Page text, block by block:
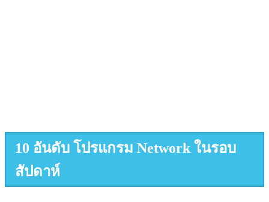
10 อันดับ โปรแกรม Network ในรอบ
สัปดาห์